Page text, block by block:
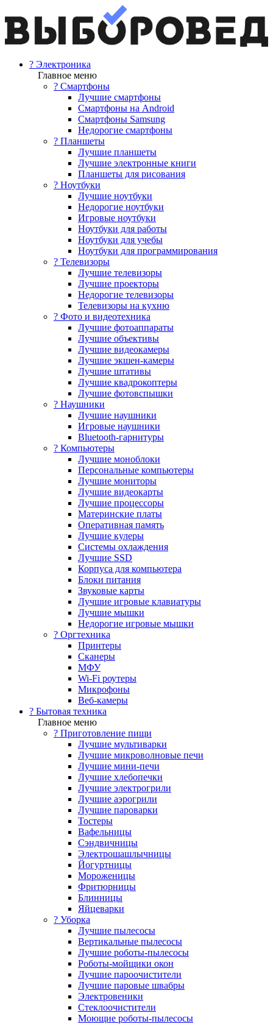
? Электроника
Главное меню
? Смартфоны
Лучшие смартфоны
Смартфоны на Android
Смартфоны Samsung
Недорогие смартфоны
? Планшеты
Лучшие планшеты
Лучшие электронные книги
Планшеты для рисования
? Ноутбуки
Лучшие ноутбуки
Недорогие ноутбуки
Игровые ноутбуки
Ноутбуки для работы
Ноутбуки для учебы
Ноутбуки для программирования
? Телевизоры
Лучшие телевизоры
Лучшие проекторы
Недорогие телевизоры
Телевизоры на кухню
? Фото и видеотехника
Лучшие фотоаппараты
Лучшие объективы
Лучшие видеокамеры
Лучшие экшен-камеры
Лучшие штативы
Лучшие квадрокоптеры
Лучшие фотовспышки
? Наушники
Лучшие наушники
Игровые наушники
Bluetooth-гарнитуры
?️ Компьютеры
Лучшие моноблоки
Персональные компьютеры
Лучшие мониторы
Лучшие видеокарты
Лучшие процессоры
Материнские платы
Оперативная память
Лучшие кулеры
Системы охлаждения
Лучшие SSD
Корпуса для компьютера
Блоки питания
Звуковые карты
Лучшие игровые клавиатуры
Лучшие мышки
Недорогие игровые мышки
?️ Оргтехника
Принтеры
Сканеры
МФУ
Wi-Fi роутеры
Микрофоны
Веб-камеры
? Бытовая техника
Главное меню
? Приготовление пищи
Лучшие мультиварки
Лучшие микроволновые печи
Лучшие мини-печи
Лучшие хлебопечки
Лучшие электрогрили
Лучшие аэрогрили
Лучшие пароварки
Тостеры
Вафельницы
Сэндвичницы
Электрошашлычницы
Йогуртницы
Мороженицы
Фритюрницы
Блинницы
Яйцеварки
? Уборка
Лучшие пылесосы
Вертикальные пылесосы
Лучшие роботы-пылесосы
Роботы-мойщики окон
Лучшие пароочистители
Лучшие паровые швабры
Электровеники
Стеклоочистители
Моющие роботы-пылесосы